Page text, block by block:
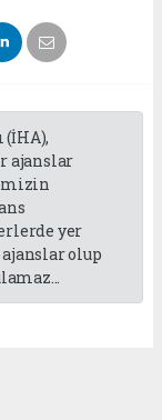
(İHA),
ajanslar
yer
olup